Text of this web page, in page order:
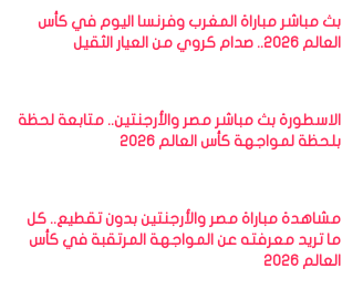
بث مباشر مباراة المغرب وفرنسا اليوم في كأس
العالم 2026.. صدام كروي من العيار الثقيل
الاسطورة بث مباشر مصر والأرجنتين.. متابعة لحظة
بلحظة لمواجهة كأس العالم 2026
مشاهدة مباراة مصر والأرجنتين بدون تقطيع.. كل
ما تريد معرفته عن المواجهة المرتقبة في كأس
العالم 2026